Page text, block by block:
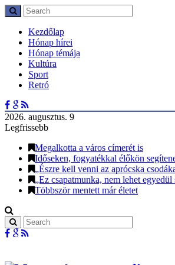
Kezdőlap
Hónap hírei
Hónap témája
Kultúra
Sport
Retró
2026. augusztus. 9
Legfrissebb
Megalkotta a város címerét is
Időseken, fogyatékkal élőkön
„Észre kell venni az aprócska
„Ez csapatmunka, nem lehet
Többször mentett már életet